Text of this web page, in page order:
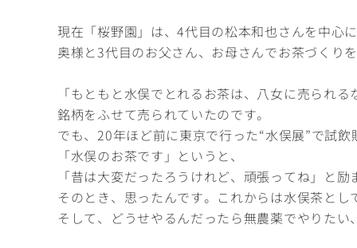
現在「桜野園」は、4代目の松本和也さんを中心
奥様と3代目のお父さん、お母さんでお茶づくり
「もともと水俣でとれるお茶は、八女に売られる
銘柄をふせて売られていたのです。
でも、20年ほど前に東京で行った“水俣展”で試
「水俣のお茶です」というと、
「昔は大変だったろうけれど、頑張ってね」と
そのとき、思ったんです。これからは水俣茶とし
そして、どうせやるんだったら無農薬でやりたい